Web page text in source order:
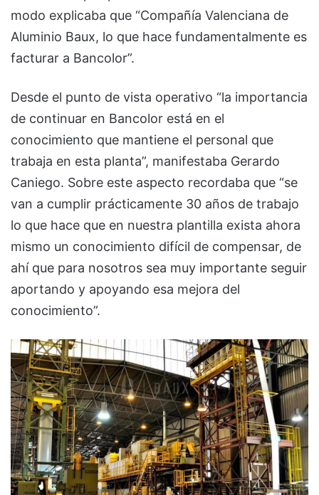
modo explicaba que “Compañía Valenciana de
Aluminio Baux, lo que hace fundamentalmente es
facturar a Bancolor”.
Desde el punto de vista operativo “la importancia
de continuar en Bancolor está en el
conocimiento que mantiene el personal que
trabaja en esta planta”, manifestaba Gerardo
Caniego. Sobre este aspecto recordaba que “se
van a cumplir prácticamente 30 años de trabajo
lo que hace que en nuestra plantilla exista ahora
mismo un conocimiento difícil de compensar, de
ahí que para nosotros sea muy importante seguir
aportando y apoyando esa mejora del
conocimiento”.